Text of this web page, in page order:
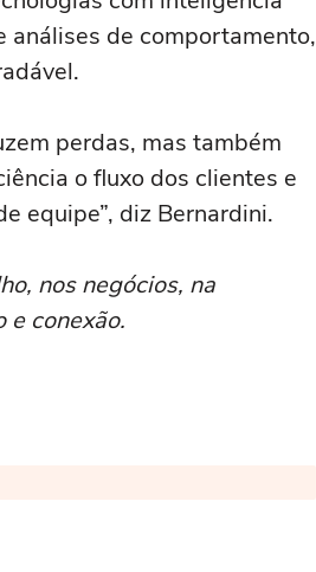
análises de comportamento,
perdas, mas também
o fluxo dos clientes e
equipe”, diz Bernardini.
nos negócios, na
e conexão.